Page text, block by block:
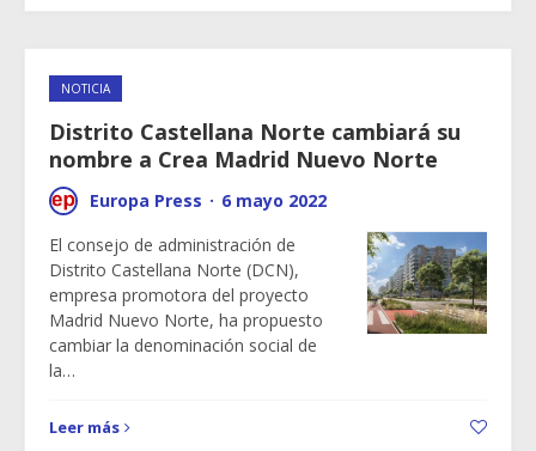
NOTICIA
Distrito Castellana Norte cambiará su
nombre a Crea Madrid Nuevo Norte
Europa Press · 6 mayo 2022
El consejo de administración de
Distrito Castellana Norte (DCN),
empresa promotora del proyecto
Madrid Nuevo Norte, ha propuesto
cambiar la denominación social de
la…
Leer más